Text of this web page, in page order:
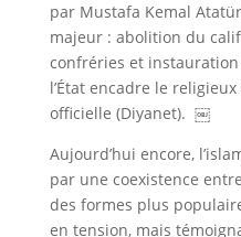
par Mustafa Kemal
majeur : abolition du
confréries et instauration
l’État encadre le
officielle (Diyanet). ￼
Aujourd’hui encore,
par une coexistence
des formes plus
en tension, mais